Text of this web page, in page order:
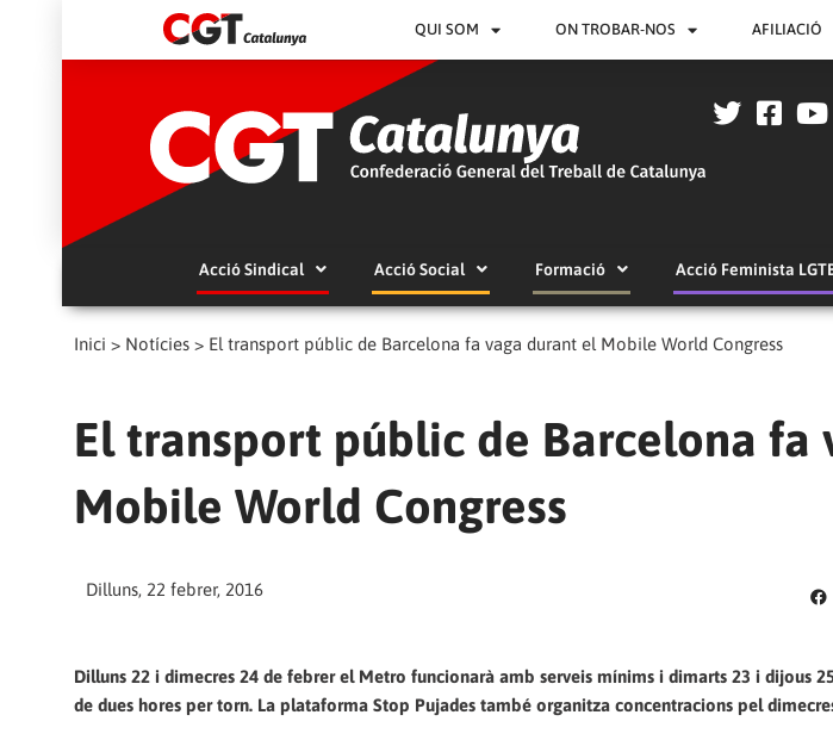
QUI SOM ON TROBAR-NOS AFILIACIÓ
Acció Sindical Acció Social Formació Acció Feminista
Inici > Notícies > El transport públic de Barcelona fa vaga durant el Mobile World Congress
El transport públic de Barcelona fa
Mobile World Congress
Dilluns, 22 febrer, 2016
Dilluns 22 i dimecres 24 de febrer el Metro funcionarà amb serveis mínims i dimarts 23 i dijous
de dues hores per torn. La plataforma Stop Pujades també organitza concentracions pel